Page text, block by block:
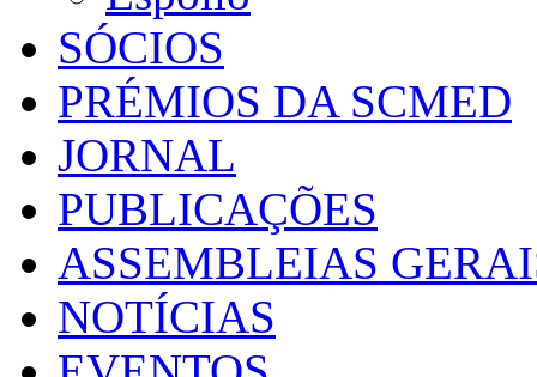
SÓCIOS
PRÉMIOS DA SCMED
JORNAL
PUBLICAÇÕES
ASSEMBLEIAS
NOTÍCIAS